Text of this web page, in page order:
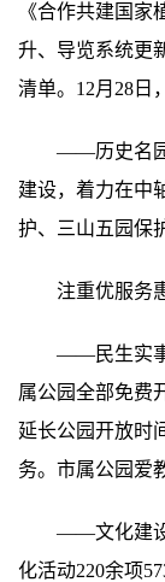
《合作共建国
升、导览系统更
清单。12月28日
——历史名园
建设，着力在中
护、三山五园保
注重优服务
——民生实事
属公园全部免费
延长公园开放时
务。市属公园爱
——文化建设
化活动220余项